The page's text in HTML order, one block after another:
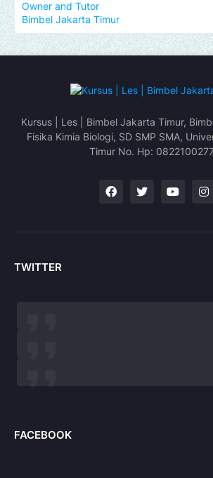
Owner and Tutor
Bimbel Jakarta Timur
Kursus | Les | Bimbel Jakarta Timur,
Fisika Kimia Biologi, SD SMP SMA,
Timur No. Hp:
TWITTER
FACEBOOK